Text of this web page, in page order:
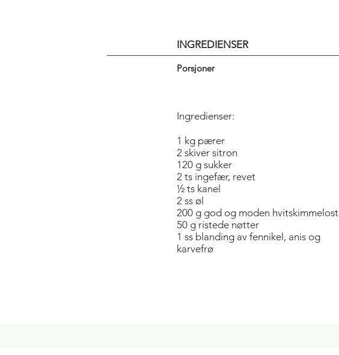
INGREDIENSER
Porsjoner
Ingredienser:
1 kg pærer
2 skiver sitron
120 g sukker
2 ts ingefær, revet
½ ts kanel
2 ss øl
200 g god og moden hvitskimmelost
50 g ristede nøtter
1 ss blanding av fennikel, anis og
karvefrø